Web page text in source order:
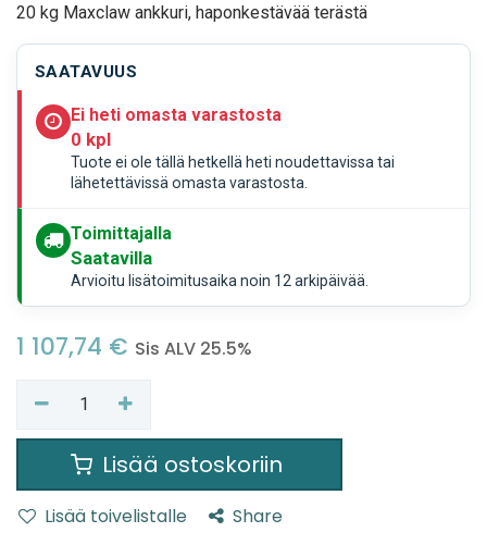
20 kg Maxclaw ankkuri, haponkestävää terästä
SAATAVUUS
Ei heti omasta varastosta
0 kpl
Tuote ei ole tällä hetkellä heti noudettavissa tai
lähetettävissä omasta varastosta.
Toimittajalla
Saatavilla
Arvioitu lisätoimitusaika noin 12 arkipäivää.
1 107,74 € Sis ALV 25.5%
Lisää ostoskoriin
Lisää toivelistalle Share